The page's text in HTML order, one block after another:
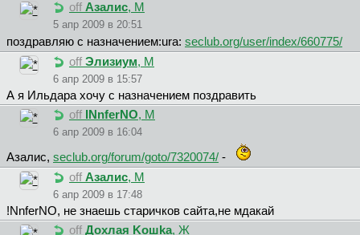
off Азалис, М
5 апр 2009 в 20:51
поздравляю с назначением:ura: seclub.org/user/index/660775/
off Элизиум, М
6 апр 2009 в 15:57
А я Ильдара хочу с назначением поздравить
off
INnferNO, М
6 апр 2009 в 16:04
Aзaлиc, seclub.org/forum/goto/7320074/ -
off Азалис, М
6 апр 2009 в 17:48
!NnferNO, не знаешь старичков сайта,не мдакай
off Дoxлaя Koшka, Ж